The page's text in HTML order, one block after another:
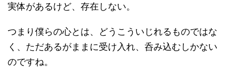
実体があるけど、存在しない。
つまり僕らの心とは、どうこういじれるものではな
く、ただあるがままに受け入れ、呑み込むしかない
のですね。